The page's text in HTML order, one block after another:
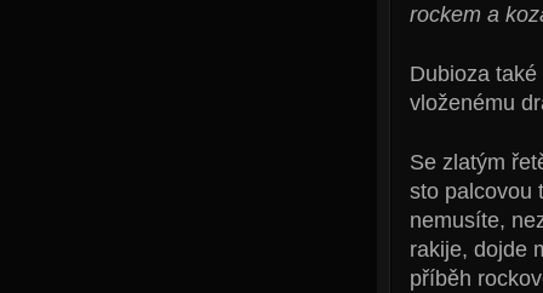
rockem a
Dubioza
vloženému
Se zlatým
sto palcovou
nemusíte,
rakije, dojde
příběh